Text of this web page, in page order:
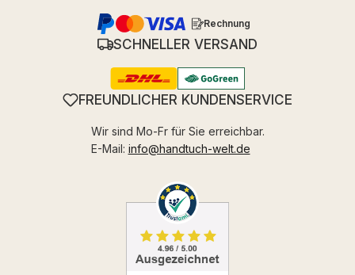
Rechnung
SCHNELLER VERSAND
FREUNDLICHER KUNDENSERVICE
Wir sind Mo-Fr für Sie erreichbar.
E-Mail: info@handtuch-welt.de